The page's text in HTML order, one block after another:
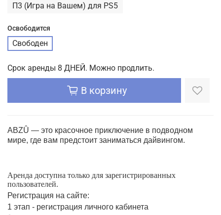
П3 (Игра на Вашем) для PS5
Освободится
Свободен
Срок аренды 8 ДНЕЙ. Можно продлить.
В корзину
ABZÛ — это красочное приключение в подводном
мире, где вам предстоит заниматься дайвингом.
Аренда доступна только для зарегистрированных
пользователей.
Регистрация на сайте:
1 этап - регистрация личного кабинета